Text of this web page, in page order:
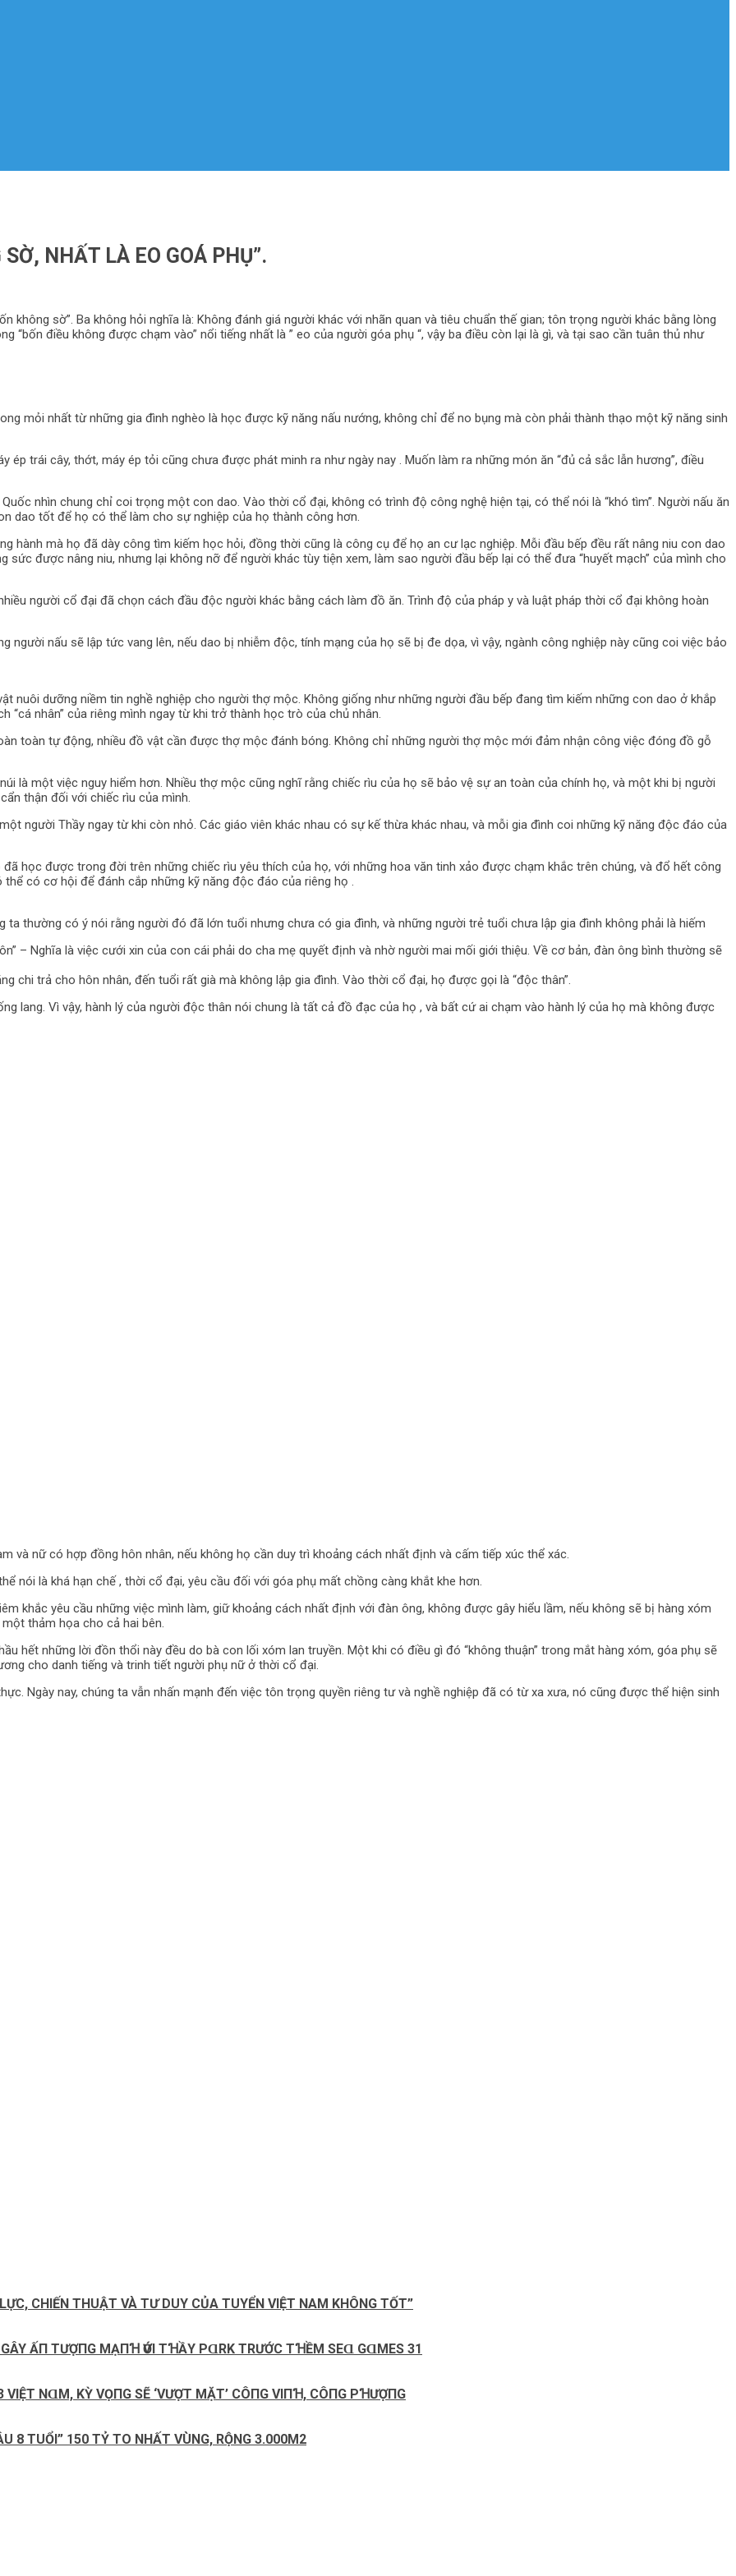
NHẤT LÀ EO GOÁ PHỤ”.
không sờ”. Ba không hỏi nghĩa là: Không đánh giá người khác với nhãn quan và tiêu chuẩn thế gian; tôn trọng người khác bằng lòng
“bốn điều không được chạm vào” nổi tiếng nhất là ” eo của người góa phụ “, vậy ba điều còn lại là gì, và tại sao cần tuân thủ như
mỏi nhất từ ​​những gia đình nghèo là học được kỹ năng nấu nướng, không chỉ để no bụng mà còn phải thành thạo một kỹ năng sinh
trái cây, thớt, máy ép tỏi cũng chưa được phát minh ra như ngày nay . Muốn làm ra những món ăn “đủ cả sắc lẫn hương”, điều
nhìn chung chỉ coi trọng một con dao. Vào thời cổ đại, không có trình độ công nghệ hiện tại, có thể nói là “khó tìm”. Người nấu ăn
dao tốt để họ có thể làm cho sự nghiệp của họ thành công hơn.
hành mà họ đã dày công tìm kiếm học hỏi, đồng thời cũng là công cụ để họ an cư lạc nghiệp. Mỗi đầu bếp đều rất nâng niu con dao
được nâng niu, nhưng lại không nỡ để người khác tùy tiện xem, làm sao người đầu bếp lại có thể đưa “huyết mạch” của mình cho
người cổ đại đã chọn cách đầu độc người khác bằng cách làm đồ ăn. Trình độ của pháp y và luật pháp thời cổ đại không hoàn
nấu sẽ lập tức vang lên, nếu dao bị nhiễm độc, tính mạng của họ sẽ bị đe dọa, vì vậy, ngành công nghiệp này cũng coi việc bảo
nuôi dưỡng niềm tin nghề nghiệp cho người thợ mộc. Không giống như những người đầu bếp đang tìm kiếm những con dao ở khắp
nhân” của riêng mình ngay từ khi trở thành học trò của chủ nhân.
toàn tự động, nhiều đồ vật cần được thợ mộc đánh bóng. Không chỉ những người thợ mộc mới đảm nhận công việc đóng đồ gỗ
là một việc nguy hiểm hơn. Nhiều thợ mộc cũng nghĩ rằng chiếc rìu của họ sẽ bảo vệ sự an toàn của chính họ, và một khi bị người
thận đối với chiếc rìu của mình.
người Thầy ngay từ khi còn nhỏ. Các giáo viên khác nhau có sự kế thừa khác nhau, và mỗi gia đình coi những kỹ năng độc đáo của
học được trong đời trên những chiếc rìu yêu thích của họ, với những hoa văn tinh xảo được chạm khắc trên chúng, và đổ hết công
có cơ hội để đánh cắp những kỹ năng độc đáo của riêng họ .
ta thường có ý nói rằng người đó đã lớn tuổi nhưng chưa có gia đình, và những người trẻ tuổi chưa lập gia đình không phải là hiếm
– Nghĩa là việc cưới xin của con cái phải do cha mẹ quyết định và nhờ người mai mối giới thiệu. Về cơ bản, đàn ông bình thường sẽ
chi trả cho hôn nhân, đến tuổi rất già mà không lập gia đình. Vào thời cổ đại, họ được gọi là “độc thân”.
lang. Vì vậy, hành lý của người độc thân nói chung là tất cả đồ đạc của họ , và bất cứ ai chạm vào hành lý của họ mà không được
và nữ có hợp đồng hôn nhân, nếu không họ cần duy trì khoảng cách nhất định và cấm tiếp xúc thể xác.
nói là khá hạn chế , thời cổ đại, yêu cầu đối với góa phụ mất chồng càng khắt khe hơn.
khắc yêu cầu những việc mình làm, giữ khoảng cách nhất định với đàn ông, không được gây hiểu lầm, nếu không sẽ bị hàng xóm
thảm họa cho cả hai bên.
hết những lời đồn thổi này đều do bà con lối xóm lan truyền. Một khi có điều gì đó “không thuận” trong mắt hàng xóm, góa phụ sẽ
cho danh tiếng và trinh tiết người phụ nữ ở thời cổ đại.
Ngày nay, chúng ta vẫn nhấn mạnh đến việc tôn trọng quyền riêng tư và nghề nghiệp đã có từ xa xưa, nó cũng được thể hiện sinh
CHIẾN THUẬT VÀ TƯ DUY CỦA TUYỂN VIỆT NAM KHÔNG TỐT”
ẤП ТƯỢПG MẠПꞪ ѴỚΙ ТꞪẦY PⱭRK ТRƯỚC ТꞪỀM SEⱭ GⱭMES 31
NⱭM, KỲ VỌПG SẼ ‘VƯỢТ MẶТ’ CÔПG VΙПꞪ, CÔПG PꞪƯỢПG
8 TUỔI” 150 TỶ TO NHẤT VÙNG, RỘNG 3.000M2